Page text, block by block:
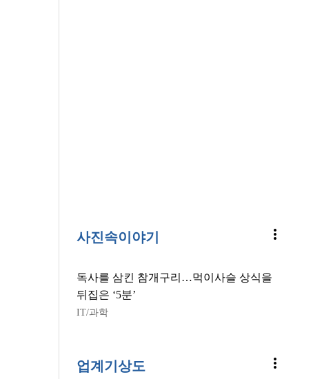
사진속이야기 more_vert
독사를 삼킨 참개구리…먹이사슬 상식을
뒤집은 ‘5분’
IT/과학
업계기상도 more_vert